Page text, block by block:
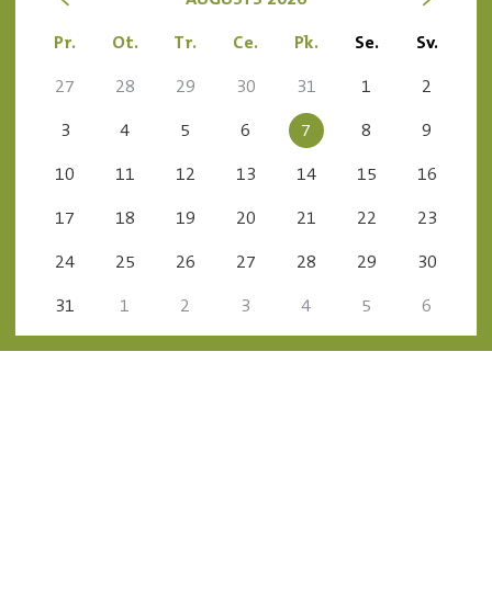
Pr. Ot. Tr. Ce. Pk. Se.
Sv.
27
28 29 30 31 1
2
3
4 5 6 7 8
9
10
11 12 13 14 15
16
17
18 19 20 21 22
23
24
25 26 27 28 29
30
31
1 2 3 4 5 6